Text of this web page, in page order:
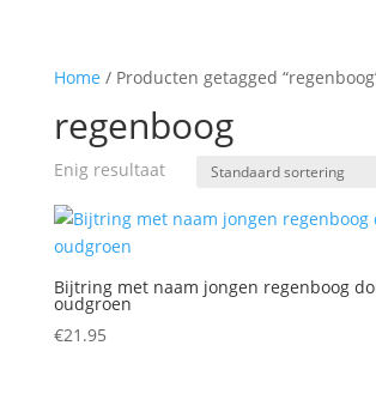
Home / Producten getagged
regenboog
Enig resultaat
Bijtring met naam jongen regenboog
oudgroen
€21.95